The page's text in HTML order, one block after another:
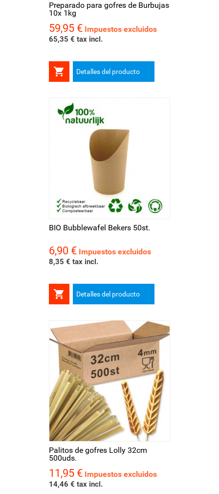
Preparado para gofres de Burbujas
10x 1kg
Precio
59,95 € Impuestos excluidos
65,35 € tax incl.
 Detalles del producto
BIO Bubblewafel Bekers 50st.
Precio
6,90 € Impuestos excluidos
8,35 € tax incl.
 Detalles del producto
Palitos de gofres Lolly 32cm
500uds.
Precio
11,95 € Impuestos excluidos
14,46 € tax incl.